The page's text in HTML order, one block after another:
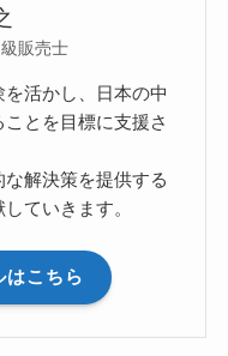
販売士
活かし、日本の中
とを目標に支援さ
解決策を提供する
ていきます。
はこちら